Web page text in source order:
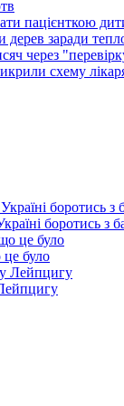
пацієнткою
заради
через
схему
боротись з
було